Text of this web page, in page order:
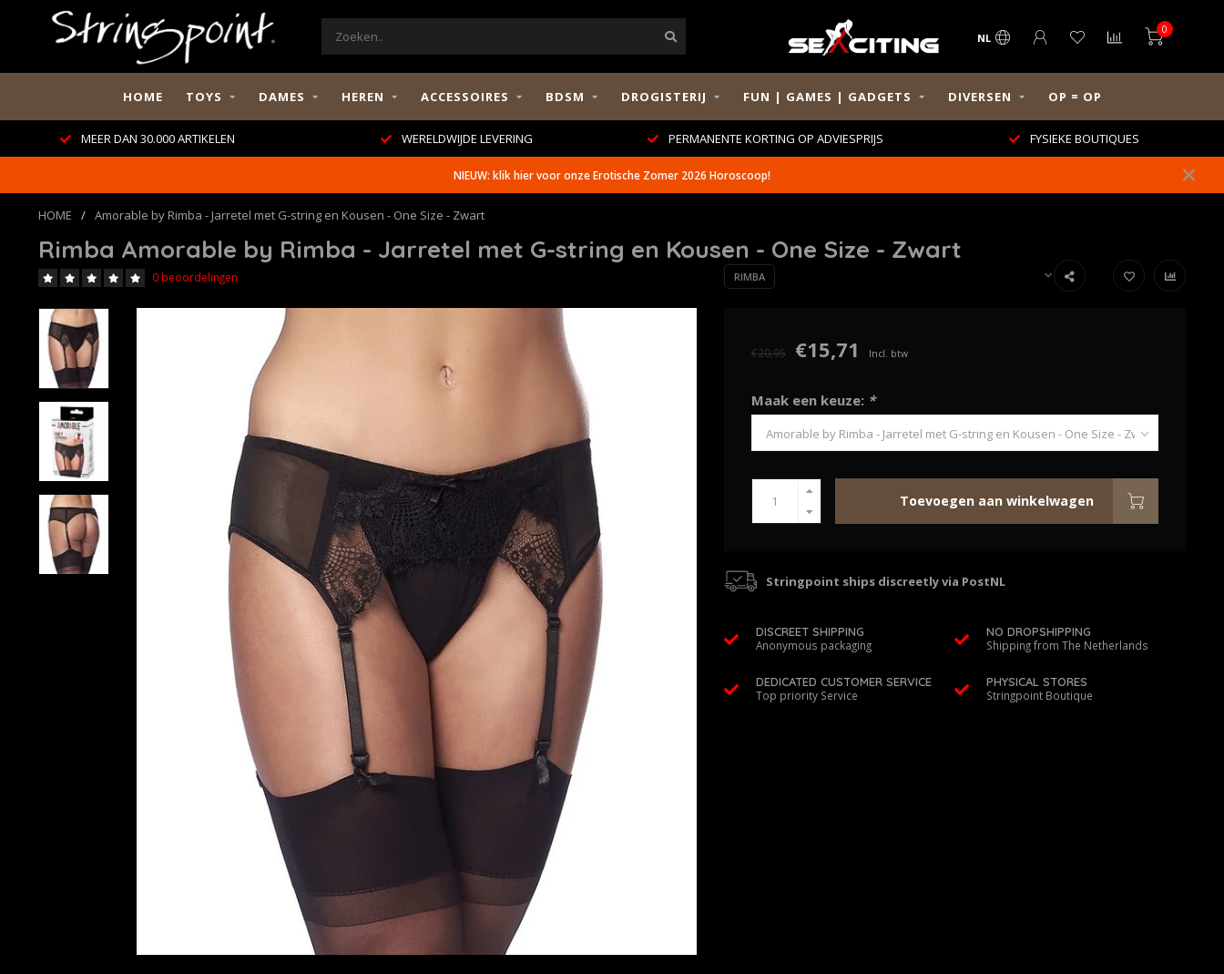
NL
0
HOME TOYS DAMES HEREN ACCESSOIRES BDSM DROGISTERIJ FUN | GAMES | GADGETS DIVERSEN OP = OP
MEER DAN 30.000 ARTIKELEN WERELDWIJDE LEVERING PERMANENTE KORTING OP ADVIESPRIJS FYSIEKE BOUTIQUES
NIEUW: klik hier voor onze Erotische Zomer 2026 Horoscoop!
HOME / Amorable by Rimba - Jarretel met G-string en Kousen - One Size - Zwart
Rimba Amorable by Rimba - Jarretel met G-string en Kousen - One Size - Zwart
0 beoordelingen RIMBA
€20,95 €15,71 Incl. btw
Maak een keuze: *
Toevoegen aan winkelwagen
Stringpoint ships discreetly via PostNL
DISCREET SHIPPING
Anonymous packaging
NO DROPSHIPPING
Shipping from The Netherlands
DEDICATED CUSTOMER SERVICE
Top priority Service
PHYSICAL STORES
Stringpoint Boutique